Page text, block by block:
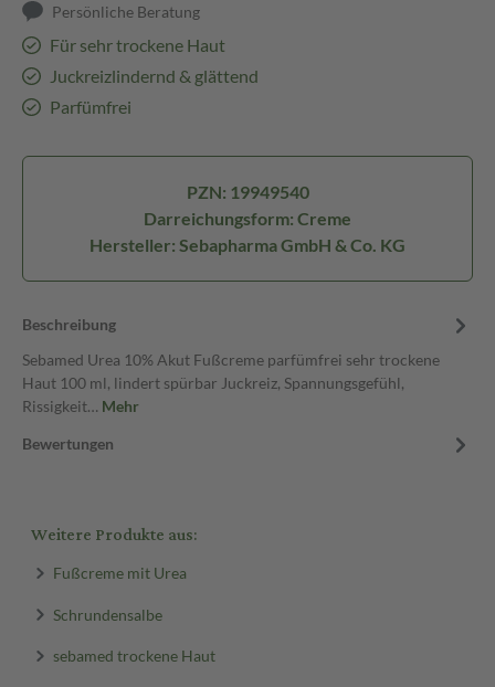
Persönliche Beratung
Für sehr trockene Haut
Juckreizlindernd & glättend
Parfümfrei
PZN: 19949540
Darreichungsform: Creme
Hersteller: Sebapharma GmbH & Co. KG
Beschreibung
Sebamed Urea 10% Akut Fußcreme parfümfrei sehr trockene
Haut 100 ml, lindert spürbar Juckreiz, Spannungsgefühl,
Rissigkeit… Mehr
Bewertungen
Weitere Produkte aus:
Fußcreme mit Urea
Schrundensalbe
sebamed trockene Haut